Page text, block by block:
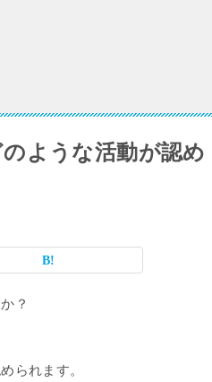
ような活動が認め
？
られます。